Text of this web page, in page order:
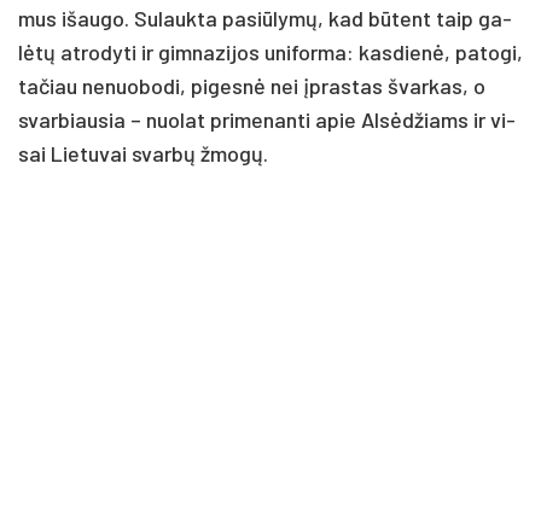
mus išau­go. Su­lauk­ta pa­siū­ly­mų, kad bū­tent taip ga­
lė­tų at­ro­dy­ti ir gim­na­zi­jos uni­for­ma: kas­die­nė, pa­to­gi,
ta­čiau ne­nuo­bo­di, pi­ges­nė nei įpras­tas švar­kas, o
svar­biau­sia – nuo­lat pri­me­nan­ti apie Al­sė­džiams ir vi­
sai Lie­tu­vai svar­bų žmo­gų.